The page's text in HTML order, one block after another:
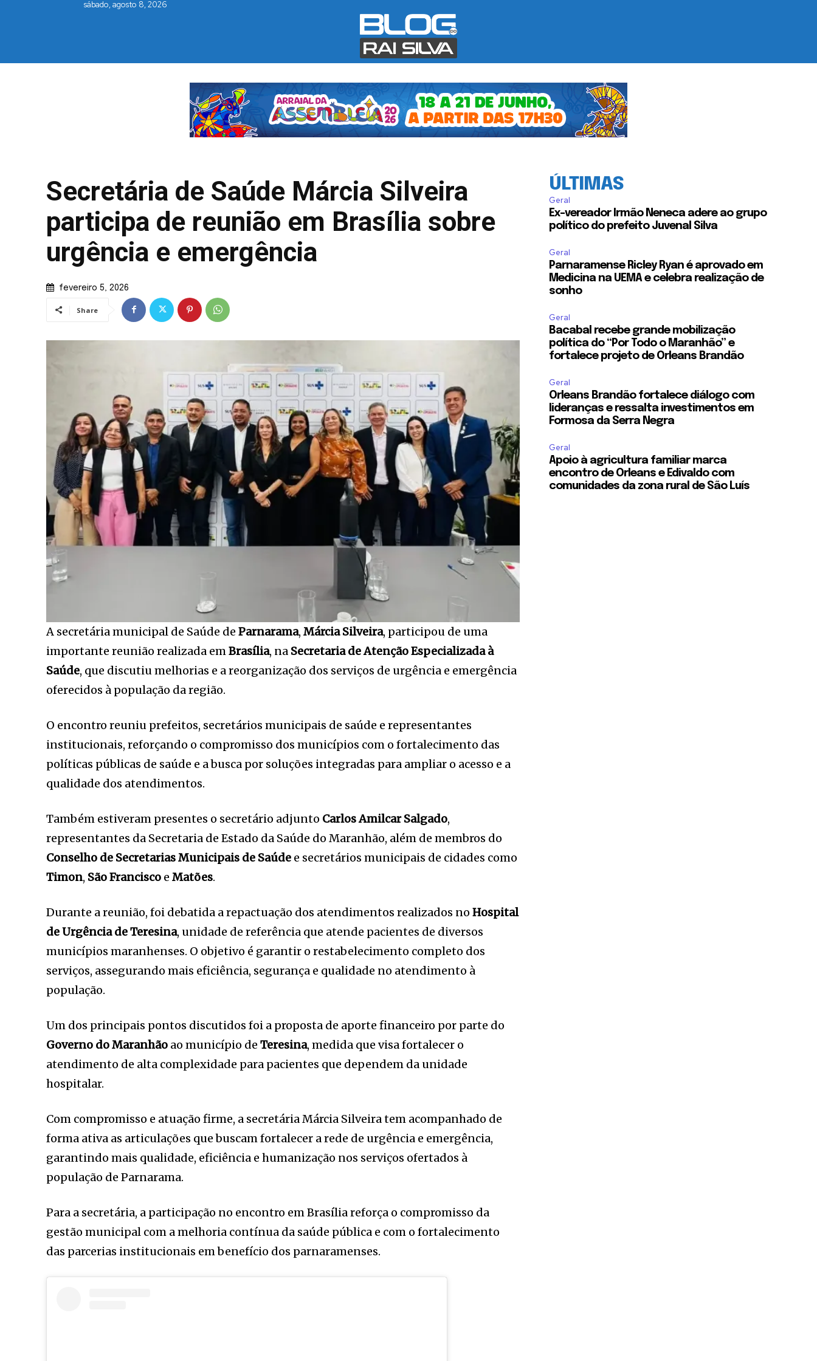
sábado, agosto 8, 2026
Secretária de Saúde Márcia Silveira
participa de reunião em Brasília sobre
urgência e emergência
fevereiro 5, 2026
Share
A secretária municipal de Saúde de Parnarama, Márcia Silveira, participou de uma
importante reunião realizada emBrasília, na Secretaria de Atenção Especializada à
Saúde, que discutiu melhorias e a reorganização dos serviços de urgência e emergência
oferecidos à população da região.
O encontro reuniu prefeitos, secretários municipais de saúde e representantes
institucionais, reforçando o compromisso dos municípios com o fortalecimento das
políticas públicas de saúde e a busca por soluções integradas para ampliar o acesso e a
qualidade dos atendimentos.
Também estiveram presentes o secretário adjunto Carlos Amilcar Salgado,
representantes da Secretaria de Estado da Saúde do Maranhão, além de membros do
Conselho de Secretarias Municipais de Saúde e secretários municipais de cidades como
Timon, São Francisco e Matões.
Durante a reunião, foi debatida a repactuação dos atendimentos realizados no Hospital
de Urgência de Teresina, unidade de referência que atende pacientes de diversos
municípios maranhenses. O objetivo é garantir o restabelecimento completo dos
serviços, assegurando mais eficiência, segurança e qualidade no atendimento à
população.
Um dos principais pontos discutidos foi a proposta de aporte financeiro por parte do
Governo do Maranhão ao município de Teresina, medida que visa fortalecer o
atendimento de alta complexidade para pacientes que dependem da unidade
hospitalar.
Com compromisso e atuação firme, a secretária Márcia Silveira tem acompanhado de
forma ativa as articulações que buscam fortalecer a rede de urgência e emergência,
garantindo mais qualidade, eficiência e humanização nos serviços ofertados à
população de Parnarama.
Para a secretária, a participação no encontro em Brasília reforça o compromisso da
gestão municipal com a melhoria contínua da saúde pública e com o fortalecimento
das parcerias institucionais em benefício dos parnaramenses.
ÚLTIMAS
Geral
Ex-vereador Irmão Neneca adere ao grupo
político do prefeito Juvenal Silva
Geral
Parnaramense Ricley Ryan é aprovado em
Medicina na UEMA e celebra realização de
sonho
Geral
Bacabal recebe grande mobilização
política do “Por Todo o Maranhão” e
fortalece projeto de Orleans Brandão
Geral
Orleans Brandão fortalece diálogo com
lideranças e ressalta investimentos em
Formosa da Serra Negra
Geral
Apoio à agricultura familiar marca
encontro de Orleans e Edivaldo com
comunidades da zona rural de São Luís